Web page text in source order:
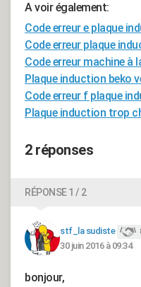
A voir également:
Code erreur e plaque
Code erreur plaque
Code erreur machine à
Plaque induction beko
Code erreur f plaque
Plaque induction trop
2 réponses
RÉPONSE 1 / 2
stf_la sudiste
30 juin 2016 à 09:34
bonjour,